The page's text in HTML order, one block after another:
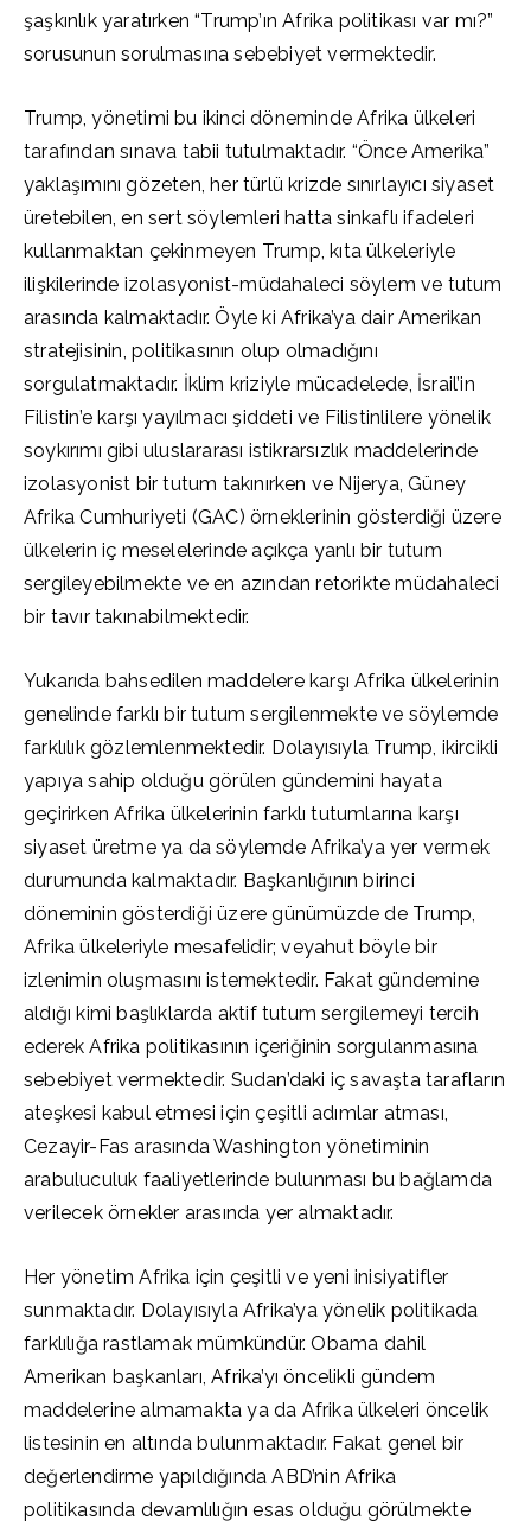
şaşkınlık yaratırken “Trump’ın Afrika politikası var mı?”
sorusunun sorulmasına sebebiyet vermektedir.
Trump, yönetimi bu ikinci döneminde Afrika ülkeleri
tarafından sınava tabii tutulmaktadır. “Önce Amerika”
yaklaşımını gözeten, her türlü krizde sınırlayıcı siyaset
üretebilen, en sert söylemleri hatta sinkaflı ifadeleri
kullanmaktan çekinmeyen Trump, kıta ülkeleriyle
ilişkilerinde izolasyonist-müdahaleci söylem ve tutum
arasında kalmaktadır. Öyle ki Afrika’ya dair Amerikan
stratejisinin, politikasının olup olmadığını
sorgulatmaktadır. İklim kriziyle mücadelede, İsrail’in
Filistin’e karşı yayılmacı şiddeti ve Filistinlilere yönelik
soykırımı gibi uluslararası istikrarsızlık maddelerinde
izolasyonist bir tutum takınırken ve Nijerya, Güney
Afrika Cumhuriyeti (GAC) örneklerinin gösterdiği üzere
ülkelerin iç meselelerinde açıkça yanlı bir tutum
sergileyebilmekte ve en azından retorikte müdahaleci
bir tavır takınabilmektedir.
Yukarıda bahsedilen maddelere karşı Afrika ülkelerinin
genelinde farklı bir tutum sergilenmekte ve söylemde
farklılık gözlemlenmektedir. Dolayısıyla Trump, ikircikli
yapıya sahip olduğu görülen gündemini hayata
geçirirken Afrika ülkelerinin farklı tutumlarına karşı
siyaset üretme ya da söylemde Afrika’ya yer vermek
durumunda kalmaktadır. Başkanlığının birinci
döneminin gösterdiği üzere günümüzde de Trump,
Afrika ülkeleriyle mesafelidir; veyahut böyle bir
izlenimin oluşmasını istemektedir. Fakat gündemine
aldığı kimi başlıklarda aktif tutum sergilemeyi tercih
ederek Afrika politikasının içeriğinin sorgulanmasına
sebebiyet vermektedir. Sudan’daki iç savaşta tarafların
ateşkesi kabul etmesi için çeşitli adımlar atması,
Cezayir-Fas arasında Washington yönetiminin
arabuluculuk faaliyetlerinde bulunması bu bağlamda
verilecek örnekler arasında yer almaktadır.
Her yönetim Afrika için çeşitli ve yeni inisiyatifler
sunmaktadır. Dolayısıyla Afrika’ya yönelik politikada
farklılığa rastlamak mümkündür. Obama dahil
Amerikan başkanları, Afrika’yı öncelikli gündem
maddelerine almamakta ya da Afrika ülkeleri öncelik
listesinin en altında bulunmaktadır. Fakat genel bir
değerlendirme yapıldığında ABD’nin Afrika
politikasında devamlılığın esas olduğu görülmekte